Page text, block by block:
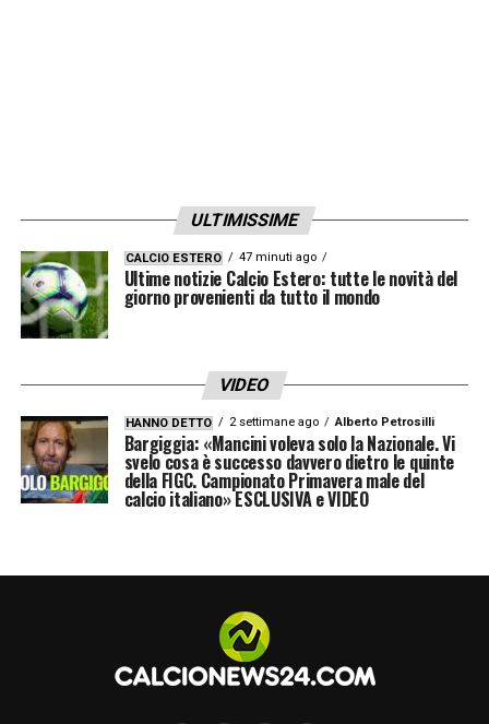
LEGGI ANCHE –Calciomercato Cagliari,
non solo il Torino su Prati! Due compagini
si sono fatte avanti: le ultime
ULTIMISSIME
CALCIO ESTERO 47 minuti ago
Ultime notizie Calcio Estero: tutte le novità del
giorno provenienti da tutto il mondo
VIDEO
HANNO DETTO 2 settimane ago Alberto Petrosilli
Bargiggia: «Mancini voleva solo la Nazionale. Vi
svelo cosa è successo davvero dietro le quinte
della FIGC. Campionato Primavera male del
calcio italiano» ESCLUSIVA e VIDEO